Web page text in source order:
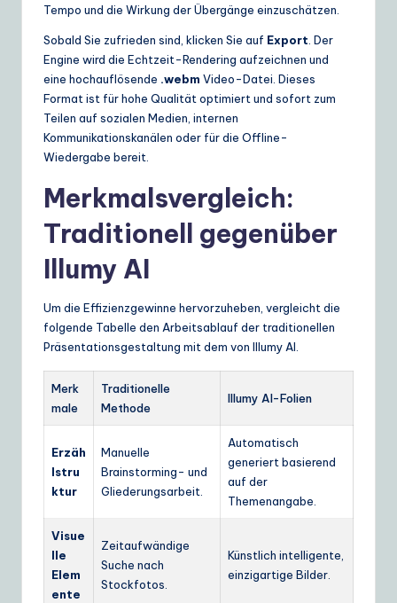
Tempo und die Wirkung der Übergänge einzuschätzen.
Sobald Sie zufrieden sind, klicken Sie auf Export. Der
Engine wird die Echtzeit-Rendering aufzeichnen und
eine hochauflösende .webm Video-Datei. Dieses
Format ist für hohe Qualität optimiert und sofort zum
Teilen auf sozialen Medien, internen
Kommunikationskanälen oder für die Offline-
Wiedergabe bereit.
Merkmalsvergleich:
Traditionell gegenüber
Illumy AI
Um die Effizienzgewinne hervorzuheben, vergleicht die
folgende Tabelle den Arbeitsablauf der traditionellen
Präsentationsgestaltung mit dem von Illumy AI.
Merk
male
Traditionelle
Methode
Illumy AI-Folien
Erzäh
lstru
ktur
Manuelle
Brainstorming- und
Gliederungsarbeit.
Automatisch
generiert basierend
auf der
Themenangabe.
Visue
lle
Elem
ente
Zeitaufwändige
Suche nach
Stockfotos.
Künstlich intelligente,
einzigartige Bilder.